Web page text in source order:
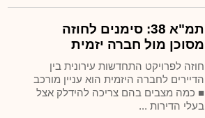
תמ"א 38: סימנים לחוזה
מסוכן מול חברה יזמית
חוזה לפרויקט התחדשות עירונית בין
הדיירים לחברה היזמית הוא עניין מורכב
■ כמה מצבים בהם צריכה להידלק אצל
בעלי הדירות ...